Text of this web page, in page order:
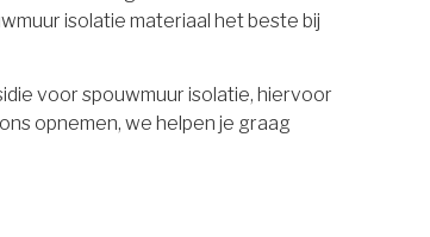
isolatie materiaal het beste bij
voor spouwmuur isolatie, hiervoor
opnemen, we helpen je graag